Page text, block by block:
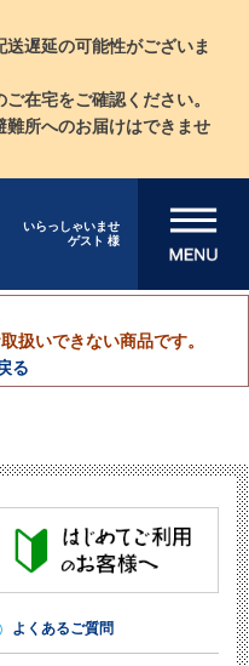
送遅延の可能性がございま
在宅をご確認ください。
所へのお届けはできませ
いらっしゃいませ
ゲスト 様
メニューを開
扱いできない商品です。
る
よくあるご質問